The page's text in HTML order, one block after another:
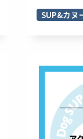
SUP&カヌ